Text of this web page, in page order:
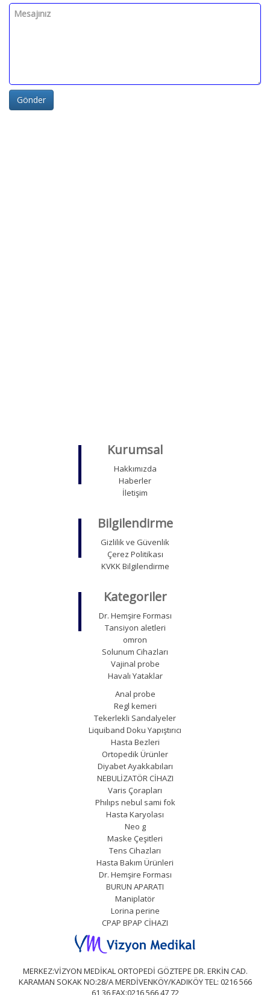
Gönder
Kurumsal
Hakkımızda
Haberler
İletişim
Bilgilendirme
Gizlilik ve Güvenlik
Çerez Politikası
KVKK Bilgilendirme
Kategoriler
Dr. Hemşire Forması
Tansiyon aletleri
omron
Solunum Cihazları
Vajinal probe
Havalı Yataklar
Anal probe
Regl kemeri
Tekerlekli Sandalyeler
Liquiband Doku Yapıştırıcı
Hasta Bezleri
Ortopedik Ürünler
Diyabet Ayakkabıları
NEBULİZATÖR CİHAZI
Varis Çorapları
Phılıps nebul sami fok
Hasta Karyolası
Neo g
Maske Çeşitleri
Tens Cihazları
Hasta Bakım Ürünleri
Dr. Hemşire Forması
BURUN APARATI
Maniplatör
Lorina perine
CPAP BPAP CİHAZI
MERKEZ:VİZYON MEDİKAL ORTOPEDİ GÖZTEPE DR. ERKİN CAD.
KARAMAN SOKAK NO:28/A MERDİVENKÖY/KADIKÖY TEL: 0216 566
61 36 FAX:0216 566 47 72